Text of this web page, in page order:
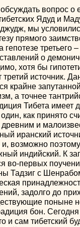
вопрос о
Ядуд и
мы
прямого
гепотезе третьего
о
хотя бы
третий источник.
крайне
а точнее
Тибета имеет
как принято
и
иранский
возможно
индийский. К
во-первых
Тадзиг с
задолго до
поныне
бон.
и сам тибетский